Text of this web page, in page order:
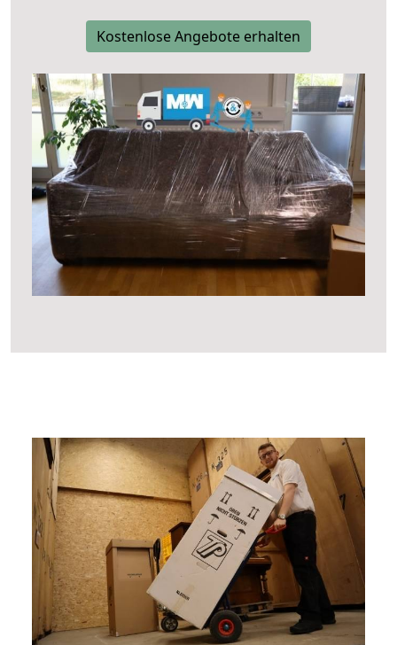
Kostenlose Angebote erhalten